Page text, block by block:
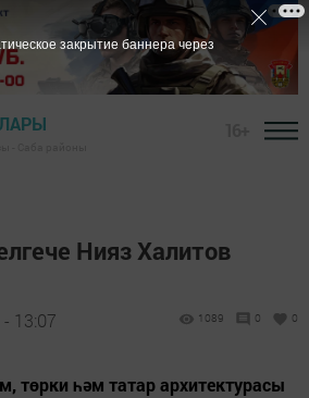
Нияз Халитов
13:07 1089 0 0
төрки һәм татар архитектурасы
закрытие баннера через